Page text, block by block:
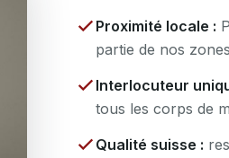
Proximité locale :
partie de nos
Interlocuteur
tous les corps de
Qualité suisse :